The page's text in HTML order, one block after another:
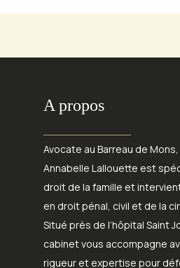
A propos
Avocate au Barreau de
Annabelle Lallouette est
droit de la famille et
en droit pénal, civil et de la
Situé près de l’hôpital Saint
cabinet vous accompagne
rigueur et expertise pour